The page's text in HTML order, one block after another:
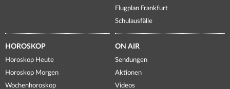
Flugplan Frankfurt
Schulausfälle
HOROSKOP
Horoskop Heute
Horoskop Morgen
Wochenhoroskop
ON AIR
Sendungen
Aktionen
Videos